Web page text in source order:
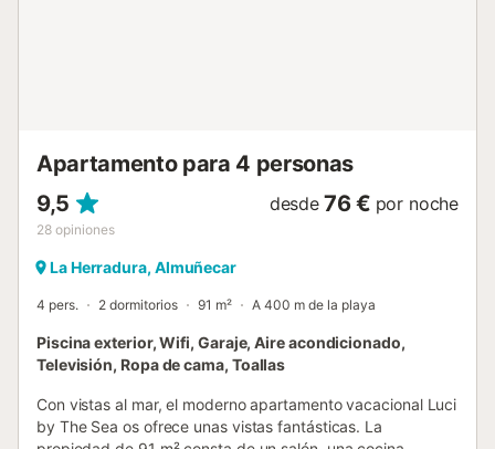
Apartamento para 4 personas
9,5
28 opiniones
desde 76 € por noche
La Herradura, Almuñecar
4 pers. 2 dormitorios 91 m² A 400 m de la playa
Piscina exterior, Wifi, Garaje, Aire acondicionado,
Televisión, Ropa de cama, Toallas
Con vistas al mar, el moderno apartamento vacacional Luci
by The Sea os ofrece unas vistas fantásticas. La